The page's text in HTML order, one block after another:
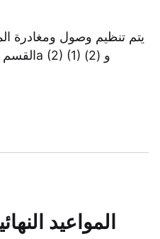
يتم تنظيم وصول ومغادرة
المواعيد